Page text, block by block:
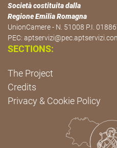
Società costituita dalla
Regione Emilia Romagna
UnionCamere - N. 51008 P.I.
PEC:
SECTIONS:
The Project
Credits
Privacy & Cookie Policy